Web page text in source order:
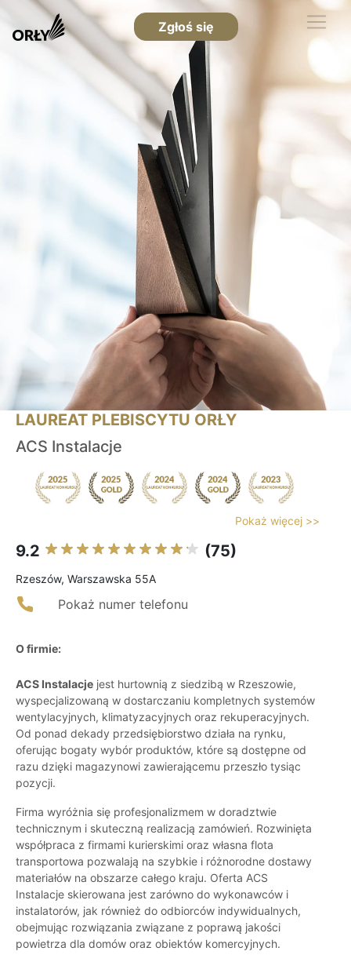
Zgłoś się
LAUREAT PLEBISCYTU ORŁY
ACS Instalacje
Pokaż więcej >>
9.2 (75)
Rzeszów, Warszawska 55A
Pokaż numer telefonu
O firmie:
ACS Instalacje jest hurtownią z siedzibą w Rzeszowie,
wyspecjalizowaną w dostarczaniu kompletnych systemów
wentylacyjnych, klimatyzacyjnych oraz rekuperacyjnych.
Od ponad dekady przedsiębiorstwo działa na rynku,
oferując bogaty wybór produktów, które są dostępne od
razu dzięki magazynowi zawierającemu przeszło tysiąc
pozycji.
Firma wyróżnia się profesjonalizmem w doradztwie
technicznym i skuteczną realizacją zamówień. Rozwinięta
współpraca z firmami kurierskimi oraz własna flota
transportowa pozwalają na szybkie i różnorodne dostawy
materiałów na obszarze całego kraju. Oferta ACS
Instalacje skierowana jest zarówno do wykonawców i
instalatorów, jak również do odbiorców indywidualnych,
obejmując rozwiązania związane z poprawą jakości
powietrza dla domów oraz obiektów komercyjnych.